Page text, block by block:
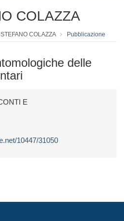
COLAZZA
STEFANO COLAZZA Pubblicazione
delle
E
10447/31050